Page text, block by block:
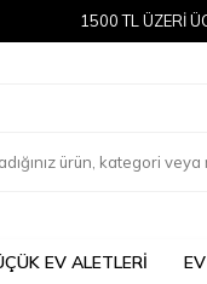
1500 TL ÜZERİ
EV ALETLERİ